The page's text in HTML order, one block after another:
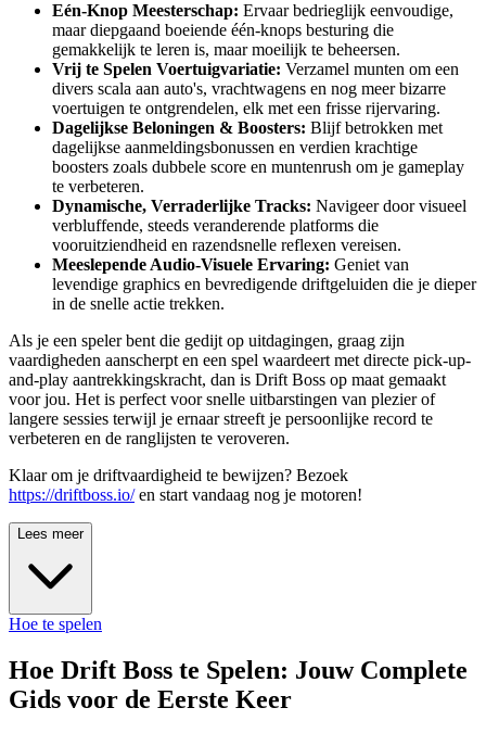
Eén-Knop Meesterschap: Ervaar bedrieglijk eenvoudige,
maar diepgaand boeiende één-knops besturing die
gemakkelijk te leren is, maar moeilijk te beheersen.
Vrij te Spelen Voertuigvariatie: Verzamel munten om een
divers scala aan auto's, vrachtwagens en nog meer bizarre
voertuigen te ontgrendelen, elk met een frisse rijervaring.
Dagelijkse Beloningen & Boosters: Blijf betrokken met
dagelijkse aanmeldingsbonussen en verdien krachtige
boosters zoals dubbele score en muntenrush om je gameplay
te verbeteren.
Dynamische, Verraderlijke Tracks: Navigeer door visueel
verbluffende, steeds veranderende platforms die
vooruitziendheid en razendsnelle reflexen vereisen.
Meeslepende Audio-Visuele Ervaring: Geniet van
levendige graphics en bevredigende driftgeluiden die je dieper
in de snelle actie trekken.
Als je een speler bent die gedijt op uitdagingen, graag zijn
vaardigheden aanscherpt en een spel waardeert met directe pick-up-
and-play aantrekkingskracht, dan is Drift Boss op maat gemaakt
voor jou. Het is perfect voor snelle uitbarstingen van plezier of
langere sessies terwijl je ernaar streeft je persoonlijke record te
verbeteren en de ranglijsten te veroveren.
Klaar om je driftvaardigheid te bewijzen? Bezoek
https://driftboss.io/en start vandaag nog je motoren!
Lees meer
Hoe te spelen
Hoe Drift Boss te Spelen: Jouw Complete
Gids voor de Eerste Keer